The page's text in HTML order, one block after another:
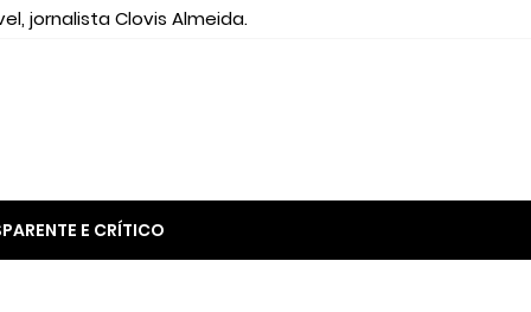
jornalista Clovis Almeida.
E CRÍTICO